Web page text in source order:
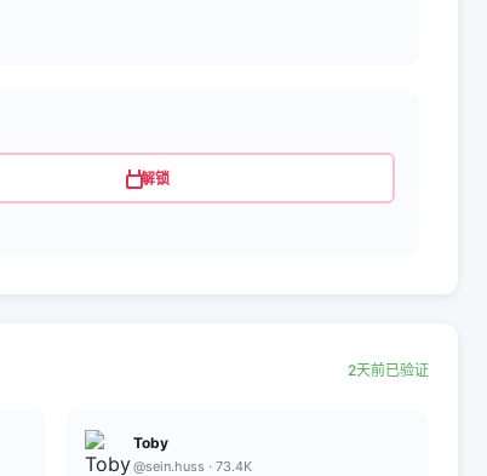
解锁
2天前已验证
Toby
@sein.huss · 73.4K